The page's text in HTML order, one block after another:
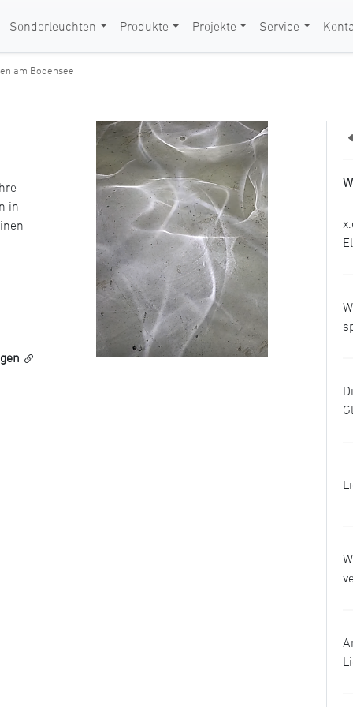
Sonderleuchten Produkte Projekte Service
am Bodensee
in